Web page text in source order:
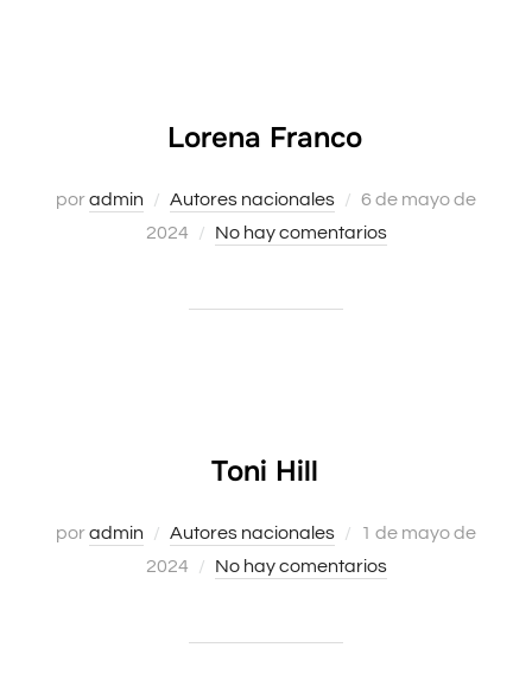
Lorena Franco
poradmin Autores nacionales
Publicado
el
6 de mayo de
2024
No hay comentarios
Toni Hill
poradmin Autores nacionales
Publicado
el
1 de mayo de
2024
No hay comentarios